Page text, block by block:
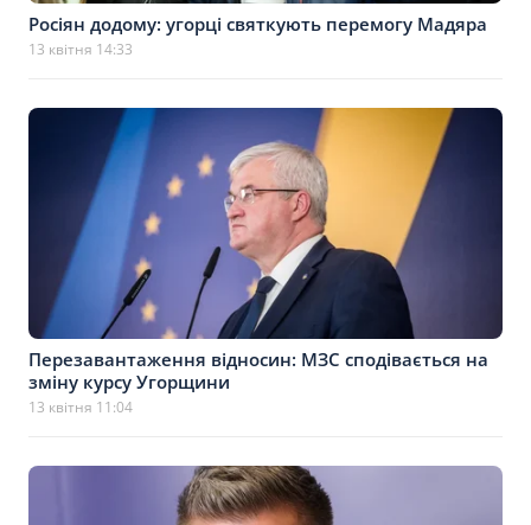
Росіян додому: угорці святкують перемогу Мадяра
13 квітня 14:33
Перезавантаження відносин: МЗС сподівається на
зміну курсу Угорщини
13 квітня 11:04